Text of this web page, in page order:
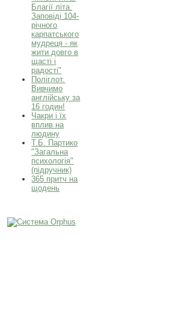
Благії літа.
Заповіді 104-
річного
карпатського
мудреця - як
жити довго в
щасті і
радості"
Поліглот.
Вивчимо
англійську за
16 годин!
Чакри і їх
вплив на
людину
Т.Б. Партико
"Загальна
психологія"
(підручник)
365 притч на
щодень